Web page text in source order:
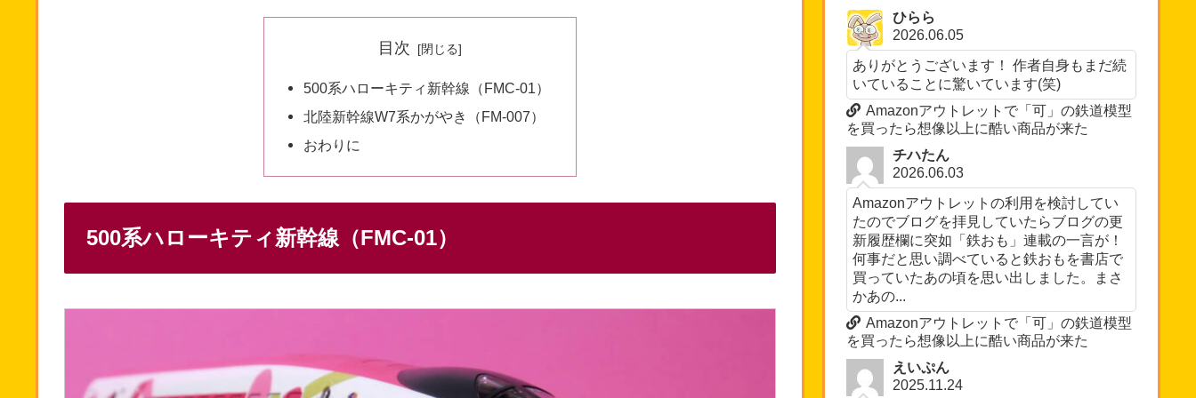
目次
500系ハローキティ新幹線（FMC-01）
北陸新幹線W7系かがやき（FM-007）
おわりに
500系ハローキティ新幹線（FMC-01）
ひらら
2026.06.05
ありがとうございます！ 作者自身もまだ続
いていることに驚いています(笑)
Amazonアウトレットで「可」の鉄道模型
を買ったら想像以上に酷い商品が来た
チハたん
2026.06.03
Amazonアウトレットの利用を検討してい
たのでブログを拝見していたらブログの更
新履歴欄に突如「鉄おも」連載の一言が！
何事だと思い調べていると鉄おもを書店で
買っていたあの頃を思い出しました。まさ
かあの...
Amazonアウトレットで「可」の鉄道模型
を買ったら想像以上に酷い商品が来た
えいぷん
2025.11.24